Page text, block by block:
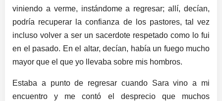
viniendo a verme, instándome a regresar; allí, decían,
podría recuperar la confianza de los pastores, tal vez
incluso volver a ser un sacerdote respetado como lo fui
en el pasado. En el altar, decían, había un fuego mucho
mayor que el que yo llevaba sobre mis hombros.
Estaba a punto de regresar cuando Sara vino a mi
encuentro y me contó el desprecio que muchos